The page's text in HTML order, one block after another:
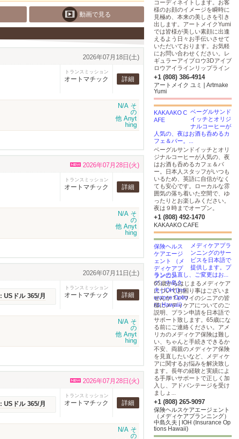
動画で見る
2026年07月18日(土)
トランスミッション
オートマチック 詳細
2026年07月28日(火)
トランスミッション
オートマチック 詳細
2026年07月11日(土)
: USドル 365/月
トランスミッション
オートマチック 詳細
2026年07月28日(火)
: USドル 365/月
トランスミッション
オートマチック 詳細
コーディネイトします。お客
様のお顔のイメージを瞬時に
見極め、本来の美しさを引き
出します。アートメイクYumi
では皆様が美しい素顔に出逢
えるよう日々お手伝いさせて
いただいております。お気軽
にお問い合わせください。レ
ギュラーアイブロウ3Dアイブ
ロウアイラインリップライン
+1 (808) 386-4914
アートメイク ユミ | Artmake
Yumi
ベーグルサンド
イッチとオリジ
ナルコーヒーが
人気の、夜はお酒も呑めるカ
フェ＆バー。...
ベーグルサンドイッチとオリ
ジナルコーヒーが人気の、夜
はお酒も呑めるカフェ＆バ
ー。日本人スタッフがいつも
いるため、英語に自信がなく
ても安心です。ローカルな雰
囲気の落ち着いた空間で、ゆ
ったりとお楽しみください。
夜は９時までオープン。
+1 (808) 492-1470
KAKAAKO CAFE
メディケアプラ
ンニングのサー
ビスを日本語で
提供します。プ
ランの見直し、ご変更はお...
65歳からはじまるメディケア
についてお困り事はございま
せんか？ハワイのシニアの皆
様にメディケアについてのご
説明、プラン申請を日本語で
サポート致します。65歳にな
る前にご連絡ください。アメ
リカのメディケア保険は難し
い、ちゃんと手続きできるか
不安、両親のメディケア保険
を見直したいなど、メディケ
アに関するお悩みを解決致し
ます。長年の経験と実績によ
る手厚いサポートで正しく加
入し、アドバンテージを受け
ましょ...
+1 (808) 265-9097
保険ヘルスケアエージェント
（メディケアプランニング）
中島久夫 | IOH (Insurance Op
tions Hawaii)